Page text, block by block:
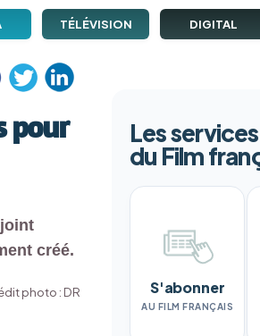
TÉLÉVISION DIGITAL
pour
créé.
photo : DR
Les services
du Film
S'abonner
AU FILM FRANÇAIS